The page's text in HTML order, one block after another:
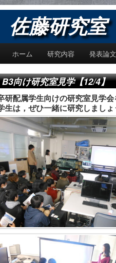
佐藤研究
ホーム 研究内容 発表論文
B3向け研究室見学【12/4】
研配属学生向けの研究室見学
生は，ぜひ一緒に研究しましょ